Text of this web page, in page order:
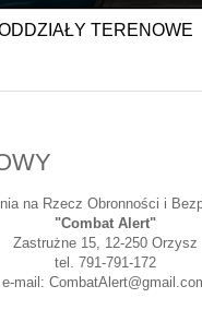
TERENOWE
na Rzecz Obronności i
"Combat Alert"
Zastrużne 15, 12-250 Orzysz
tel. 791-791-172
e-mail: